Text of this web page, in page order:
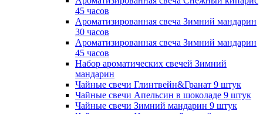
45 часов
Ароматизированная свеча Зимний мандарин
30 часов
Ароматизированная свеча Зимний мандарин
45 часов
Набор ароматических свечей Зимний
мандарин
Чайные свечи Глинтвейн&Гранат 9 штук
Чайные свечи Апельсин в шоколаде 9 штук
Чайные свечи Зимний мандарин 9 штук